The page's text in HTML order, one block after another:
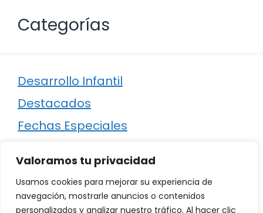
Valoramos tu privacidad
Usamos cookies para mejorar su experiencia de
navegación, mostrarle anuncios o contenidos
personalizados y analizar nuestro tráfico. Al hacer clic
Categorías
Desarrollo Infantil
Destacados
Fechas Especiales
Regalos